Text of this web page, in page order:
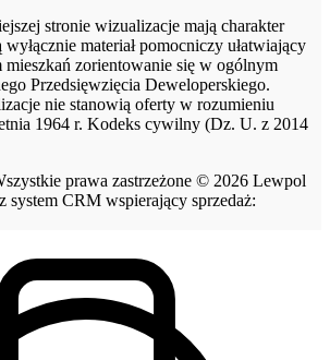
stronie wizualizacje mają charakter
materiał pomocniczy ułatwiający
mieszkań zorientowanie się w ogólnym
Przedsięwzięcia Deweloperskiego.
nie stanowią oferty w rozumieniu
1964 r. Kodeks cywilny (Dz. U. z 2014
prawa zastrzeżone © 2026 Lewpol
system CRM wspierający sprzedaż: